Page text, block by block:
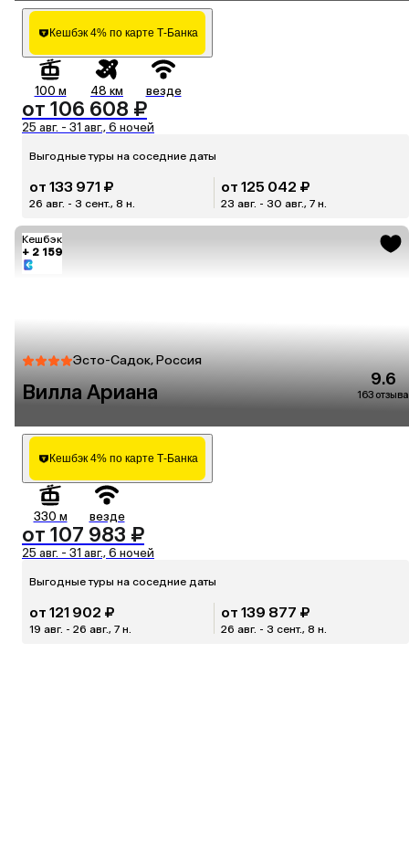
Кешбэк 4% по карте Т-Банка
100 м 48 км везде
от 106 608 ₽
25 авг. - 31 авг., 6 ночей
Выгодные туры на соседние даты
от 133 971 ₽
26 авг. - 3 сент., 8 н.
от 125 042 ₽
23 авг. - 30 авг., 7 н.
Кешбэк
+ 2 159
Эсто-Садок, Россия
Вилла Ариана
9.6
163 отзыва
Кешбэк 4% по карте Т-Банка
330 м везде
от 107 983 ₽
25 авг. - 31 авг., 6 ночей
Выгодные туры на соседние даты
от 121 902 ₽
19 авг. - 26 авг., 7 н.
от 139 877 ₽
26 авг. - 3 сент., 8 н.